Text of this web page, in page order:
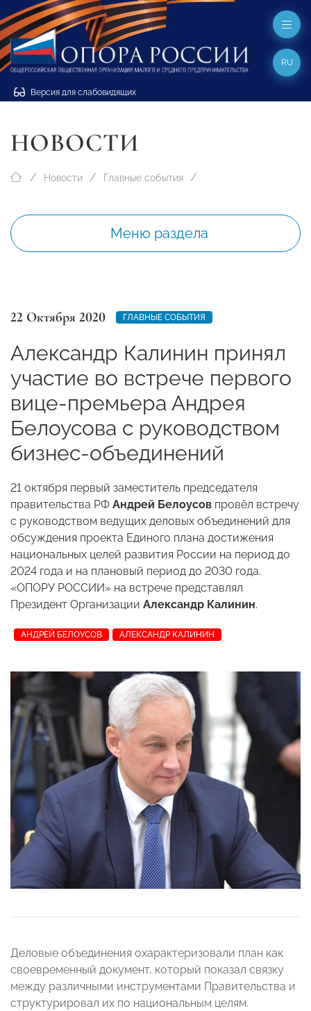
Версия для слабовидящих
RU
НОВОСТИ
Новости Главные события
Меню раздела
22 Октября 2020 ГЛАВНЫЕ СОБЫТИЯ
Александр Калинин принял
участие во встрече первого
вице-премьера Андрея
Белоусова с руководством
бизнес-объединений
21 октября первый заместитель председателя
правительства РФ Андрей Белоусов провёл встречу
с руководством ведущих деловых объединений для
обсуждения проекта Единого плана достижения
национальных целей развития России на период до
2024 года и на плановый период до 2030 года.
«ОПОРУ РОССИИ» на встрече представлял
Президент Организации Александр Калинин.
АНДРЕЙ БЕЛОУСОВ АЛЕКСАНДР КАЛИНИН
Деловые объединения охарактеризовали план как
своевременный документ, который показал связку
между различными инструментами Правительства и
структурировал их по национальным целям.